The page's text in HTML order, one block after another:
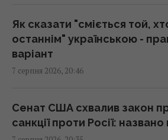
зими, але фактор обстрілів
ППО ніхто не відміняв, -
20:01 п'ятниця, 07 серпня 2026
першого офіційного візиту
19:52 п'ятниця, 07 серпня 2026
Як сказати "сміється той,
останнім" українською -
варіант
7 серпня 2026, 20:46
Сенат США схвалив закон
санкції проти Росії: